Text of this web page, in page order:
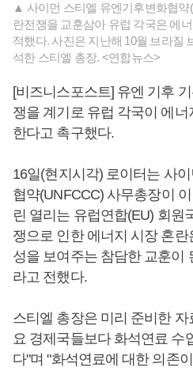
▲ 사이먼 스티엘 유엔기후변화협약
란전쟁을 교훈삼아 유럽 각국은 에
적했다. 사진은 지난해 10월 브라질
석한 스티엘 총장. <연합뉴스>
[비즈니스포스트] 유엔 기후
쟁을 계기로 유럽 각국이 에
한다고 촉구했다.
16일(현지시각) 로이터는 사
협약(UNFCCC) 사무총장이
린 열리는 유럽연합(EU) 회원
쟁으로 인한 에너지 시장 혼
성을 보여주는 참담한 교훈이
라고 전했다.
스티엘 총장은 미리 준비한
요 경제국들보다 화석연료 수
다"며 "화석연료에 대한 의존